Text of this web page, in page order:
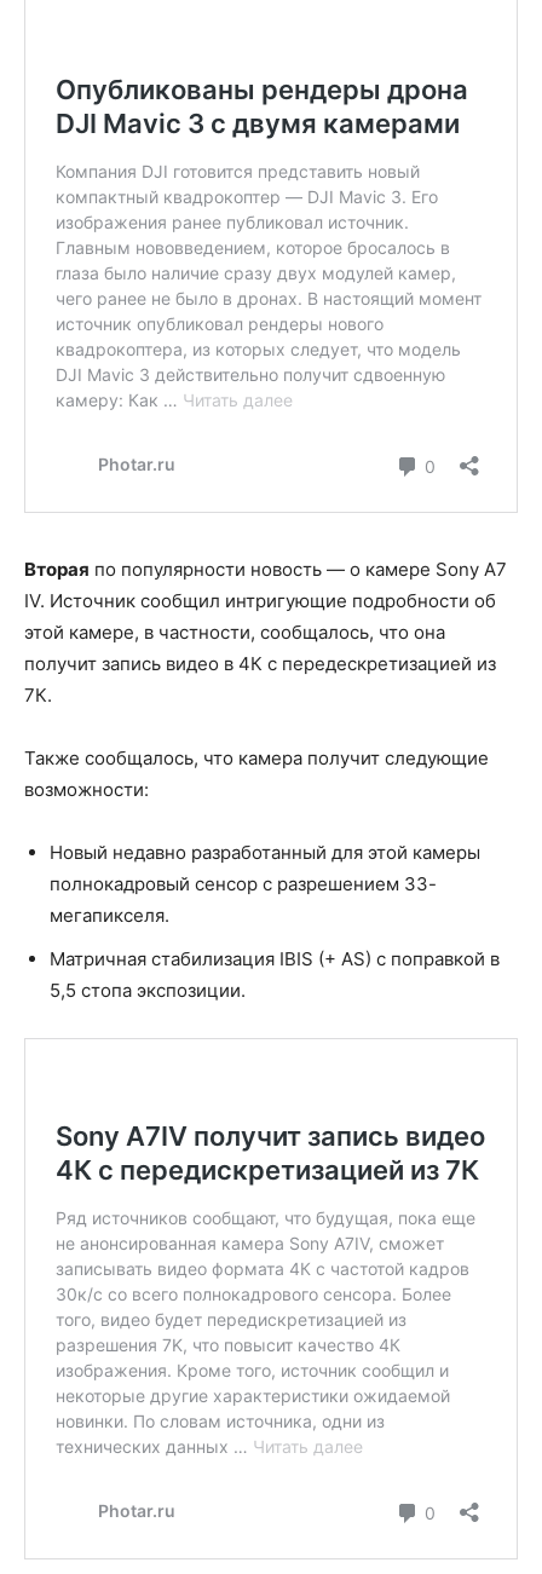
Вторая по популярности новость — о камере Sony A7
IV. Источник сообщил интригующие подробности об
этой камере, в частности, сообщалось, что она
получит запись видео в 4К с передескретизацией из
7К.
Также сообщалось, что камера получит следующие
возможности:
Новый недавно разработанный для этой камеры
полнокадровый сенсор с разрешением 33-
мегапикселя.
Матричная стабилизация IBIS (+ AS) с поправкой в
5,5 стопа экспозиции.